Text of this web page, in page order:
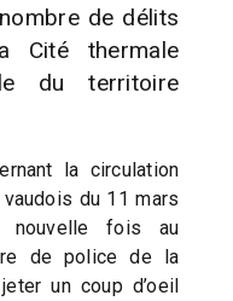
de délits
Cité thermale
du territoire
la circulation
du 11 mars
nouvelle fois au
de police de la
un coup d’oeil